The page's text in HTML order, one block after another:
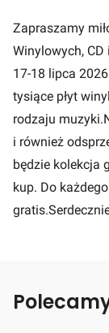
Zapraszamy
Winylowych,
17-18 lipca
tysiące płyt
rodzaju
i również
będzie kolekcja
kup. Do